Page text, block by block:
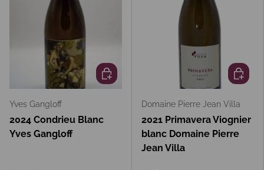
Yves Gangloff
2024 Condrieu Blanc
Yves Gangloff
In den Warenkorb
Domaine Pierre Jean Villa
2021 Primavera Viognier
blanc Domaine Pierre
Jean Villa
In den